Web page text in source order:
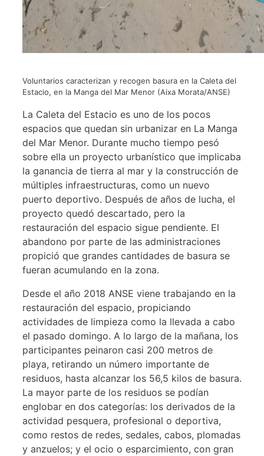
Voluntarios caracterizan y recogen basura en la Caleta del
Estacio, en la Manga del Mar Menor (Aixa Morata/ANSE)
La Caleta del Estacio es uno de los pocos
espacios que quedan sin urbanizar en La Manga
del Mar Menor. Durante mucho tiempo pesó
sobre ella un proyecto urbanístico que implicaba
la ganancia de tierra al mar y la construcción de
múltiples infraestructuras, como un nuevo
puerto deportivo. Después de años de lucha, el
proyecto quedó descartado, pero la
restauración del espacio sigue pendiente. El
abandono por parte de las administraciones
propició que grandes cantidades de basura se
fueran acumulando en la zona.
Desde el año 2018 ANSE viene trabajando en la
restauración del espacio, propiciando
actividades de limpieza como la llevada a cabo
el pasado domingo. A lo largo de la mañana, los
participantes peinaron casi 200 metros de
playa, retirando un número importante de
residuos, hasta alcanzar los 56,5 kilos de basura.
La mayor parte de los residuos se podían
englobar en dos categorías: los derivados de la
actividad pesquera, profesional o deportiva,
como restos de redes, sedales, cabos, plomadas
y anzuelos; y el ocio o esparcimiento, con gran